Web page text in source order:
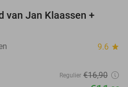
van Jan Klaassen +
9.6 star
Regulier €16,90